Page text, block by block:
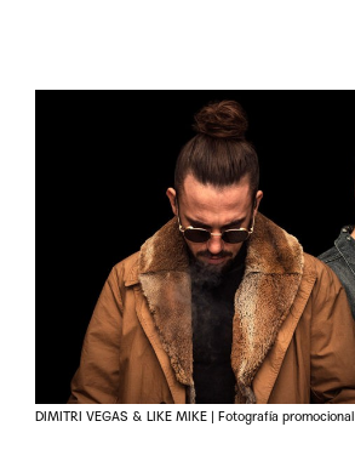
DIMITRI VEGAS & LIKE MIKE | Fotografía promocional